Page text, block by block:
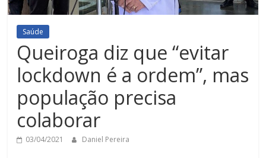
Saúde
Queiroga diz que “evitar
lockdown é a ordem”, mas
população precisa
colaborar
03/04/2021 Daniel Pereira